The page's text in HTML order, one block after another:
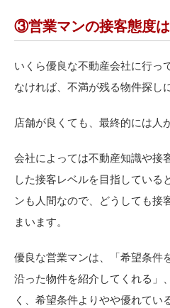
③営業マンの接客態度
いくら優良な不動産会社に行っ
なければ、不満が残る物件探し
店舗が良くても、最終的には人
会社によっては不動産知識や接
した接客レベルを目指している
ンも人間なので、どうしても接
まいます。
優良な営業マンは、「希望条件
沿った物件を紹介してくれる」
く、希望条件よりやや優れてい